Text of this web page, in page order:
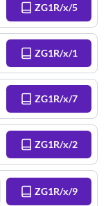
ZG1R/x/5
ZG1R/x/1
ZG1R/x/7
ZG1R/x/2
ZG1R/x/9